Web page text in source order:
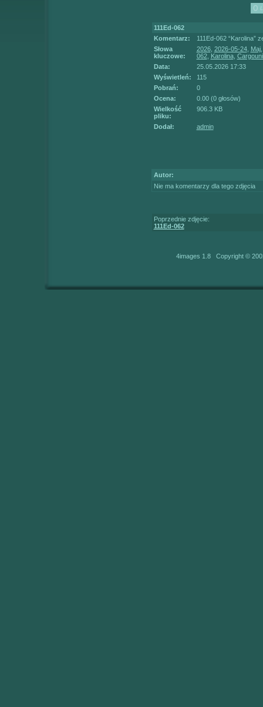
111Ed-062
Komentarz:
111Ed-062 “Karolina”
Słowa
kluczowe:
2026, 2026-05-24, Maj
062, Karolina,
Data:
25.05.2026 17:33
Wyświetleń:
115
Pobrań:
0
Ocena:
0.00 (0 głosów)
Wielkość
pliku:
906.3 KB
Dodał: admin
Autor:
Nie ma komentarzy dla tego zdjęcia
Poprzednie zdjęcie:
111Ed-062
4images 1.8 Copyright ©